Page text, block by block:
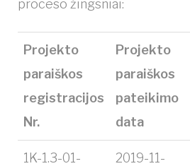
proceso žingsniai:
Projekto
paraiškos
registracijos
Nr.
Projekto
paraiškos
pateikimo
data
1K-1.3-01-
2019-11-